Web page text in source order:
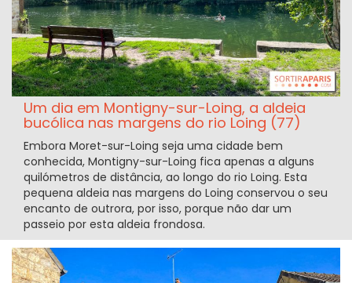
Um dia em Montigny-sur-Loing, a aldeia
bucólica nas margens do rio Loing (77)
Embora Moret-sur-Loing seja uma cidade bem
conhecida, Montigny-sur-Loing fica apenas a alguns
quilómetros de distância, ao longo do rio Loing. Esta
pequena aldeia nas margens do Loing conservou o seu
encanto de outrora, por isso, porque não dar um
passeio por esta aldeia frondosa.